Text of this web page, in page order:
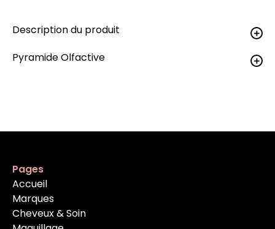
Description du produit
Pyramide Olfactive
Pages
Accueil
Marques
Cheveux & Soin